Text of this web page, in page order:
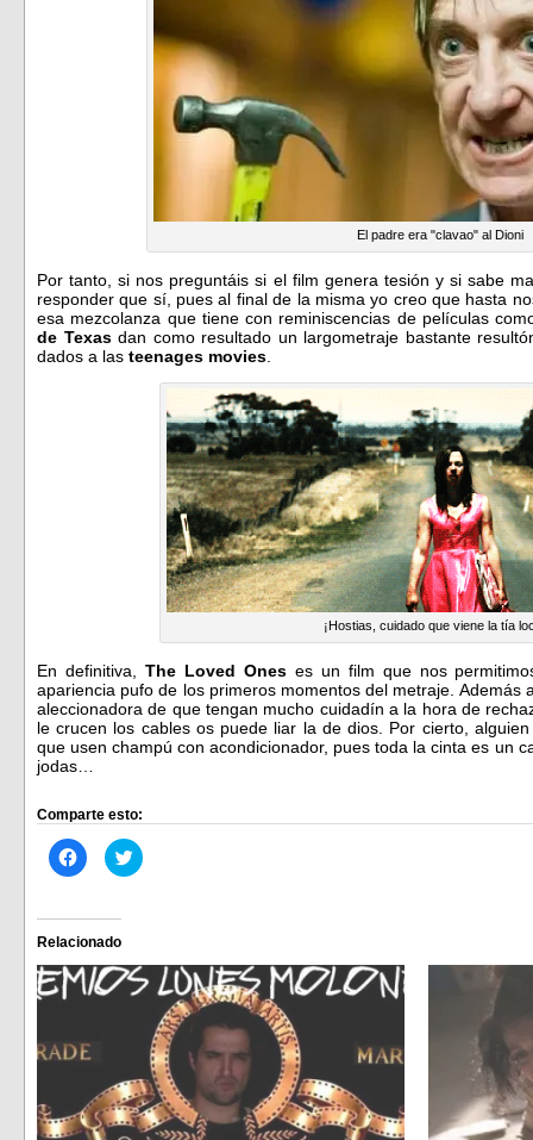
El padre era "clavao" al Dioni
Por tanto, si nos preguntáis si el film genera tesión y si sabe
responder que sí, pues al final de la misma yo creo que hasta
esa mezcolanza que tiene con reminiscencias de películas
de Texasdan como resultado un largometraje bastante
dados a las teenages movies
¡Hostias, cuidado que viene la tía
En definitiva, The Loved Oneses un film que nos
apariencia pufo de los primeros momentos del metraje. Además
aleccionadora de que tengan mucho cuidadín a la hora de
le crucen los cables os puede liar la de dios. Por cierto,
que usen champú con acondicionador, pues toda la cinta es un
jodas…
Comparte esto:
Haz
clic
Facebook
(Se
abre
en
una
ventana
Haz
clic
en
una
ventana
nueva)
Relacionado